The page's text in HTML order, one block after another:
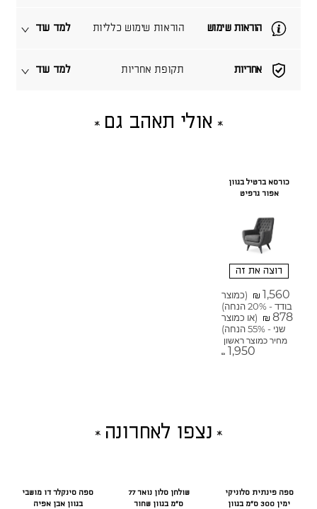
אחריות תקופת אחריות למד עוד
הוראות שימוש הוראות שימוש כלליות למד עוד
אולי תאהב גם
כורסא ברטיל בגוון
אפור גרפיט
רוצה את זה
₪ 1,560
(כמוצר
בודד - 20% הנחה)
₪ 878
(או כמוצר
שני - 55% הנחה)
מחיר כמוצר ראשון
₪ 1,950
נצפו לאחרונה
ספה פינתית סלוניקי
ימין 300 ס"מ בגוון
שולחן סלון נואר 77
ס"מ בגוון שחור
ספה סינקלר דו מושבי
בגוון אבן אפיה